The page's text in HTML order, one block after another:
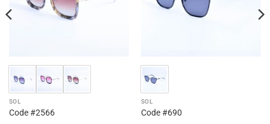
SOL
Code #2566
SOL
Code #690